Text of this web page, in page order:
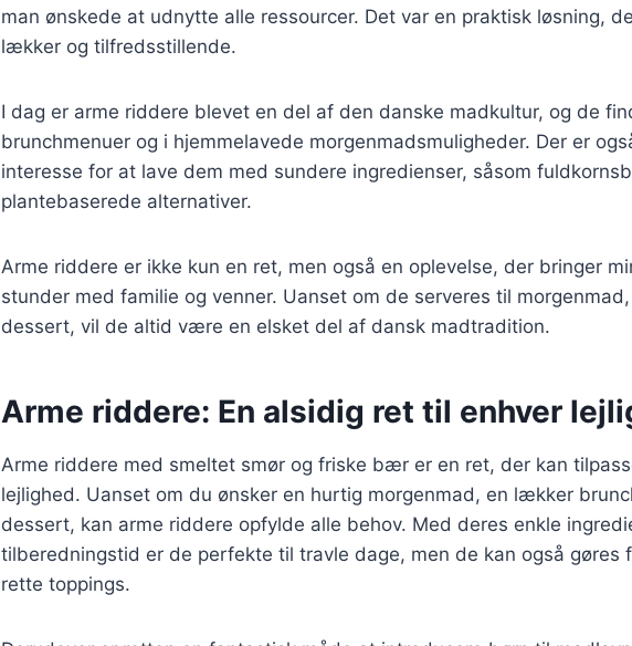
man ønskede at udnytte alle ressourcer. Det var en praktisk løsning,
lækker og tilfredsstillende.
I dag er arme riddere blevet en del af den danske madkultur, og de
brunchmenuer og i hjemmelavede morgenmadsmuligheder. Der er
interesse for at lave dem med sundere ingredienser, såsom
plantebaserede alternativer.
Arme riddere er ikke kun en ret, men også en oplevelse, der bringer
stunder med familie og venner. Uanset om de serveres til
dessert, vil de altid være en elsket del af dansk madtradition.
Arme riddere: En alsidig ret til enhver
Arme riddere med smeltet smør og friske bær er en ret, der kan
lejlighed. Uanset om du ønsker en hurtig morgenmad, en lækker
dessert, kan arme riddere opfylde alle behov. Med deres enkle
tilberedningstid er de perfekte til travle dage, men de kan også gøres
rette toppings.